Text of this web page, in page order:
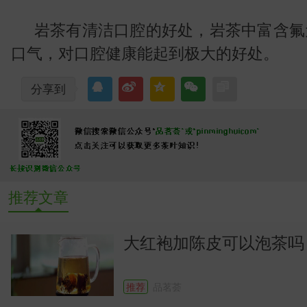
岩茶有清洁口腔的好处，岩茶中富含
口气，对口腔健康能起到极大的好处。
分享到
推荐文章
大红袍加陈皮可以泡茶吗
推荐